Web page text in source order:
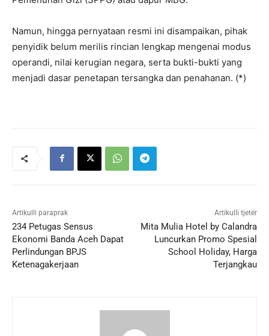
Namun, hingga pernyataan resmi ini disampaikan, pihak
penyidik belum merilis rincian lengkap mengenai modus
operandi, nilai kerugian negara, serta bukti-bukti yang
menjadi dasar penetapan tersangka dan penahanan. (*)
Artikulli paraprak
234 Petugas Sensus
Ekonomi Banda Aceh Dapat
Perlindungan BPJS
Ketenagakerjaan
Artikulli tjetër
Mita Mulia Hotel by Calandra
Luncurkan Promo Spesial
School Holiday, Harga
Terjangkau